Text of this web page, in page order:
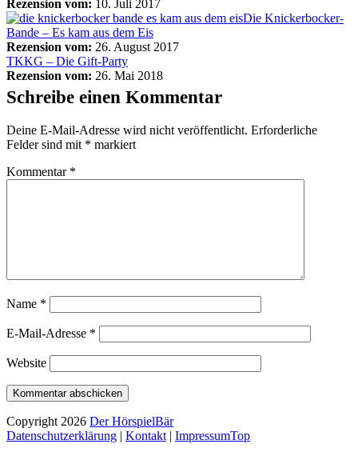
Rezension vom: 10. Juli 2017
Die Knickerbocker-
Bande – Es kam aus dem Eis
Rezension vom: 26. August 2017
TKKG – Die Gift-Party
Rezension vom: 26. Mai 2018
Schreibe einen Kommentar
Deine E-Mail-Adresse wird nicht veröffentlicht. Erforderliche
Felder sind mit * markiert
Kommentar *
Name *
E-Mail-Adresse *
Website
Copyright 2026 Der HörspielBär
Datenschutzerklärung | Kontakt | ImpressumTop